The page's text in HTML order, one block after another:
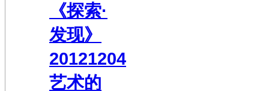
《探索·
发现》
20121204
艺术的